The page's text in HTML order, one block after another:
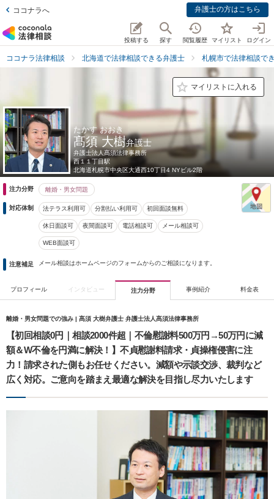
ココナラへ 弁護士の方はこちら
投稿する 探す 閲覧履歴 マイリスト ログイン
ココナラ法律相談 北海道で法律相談できる弁護士 札幌市で法律相談で
マイリストに入れる
たかす おおき
髙須 大樹弁護士
弁護士法人髙須法律事務所
西１１丁目駅
北海道札幌市中央区大通西10丁目4 NYビル2階
注力分野 離婚・男女問題
対応体制 法テラス利用可 分割払い利用可 初回面談無料
休日面談可 夜間面談可 電話相談可 メール相談可
WEB面談可
注意補足 メール相談はホームページのフォームからのご相談になります。
プロフィール インタビュー 注力分野 事例紹介 料金表
離婚・男女問題での強み | 髙須 大樹弁護士 弁護士法人髙須法律事務所
【初回相談0円｜相談2000件超｜不倫慰謝料500万円→50万円に減
額＆W不倫を円満に解決！】不貞慰謝料請求・貞操権侵害に注
力！請求された側もお任せください。減額や示談交渉、裁判など
広く対応。ご意向を踏まえ最適な解決を目指し尽力いたします